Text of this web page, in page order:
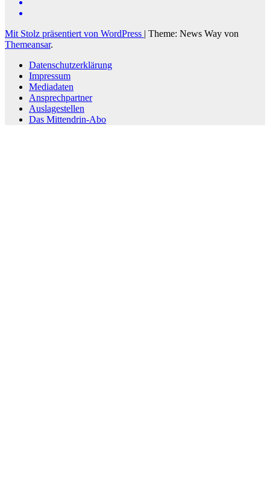
Mit Stolz präsentiert von WordPress | Theme: News Way von
Themeansar.
Datenschutzerklärung
Impressum
Mediadaten
Ansprechpartner
Auslagestellen
Das Mittendrin-Abo